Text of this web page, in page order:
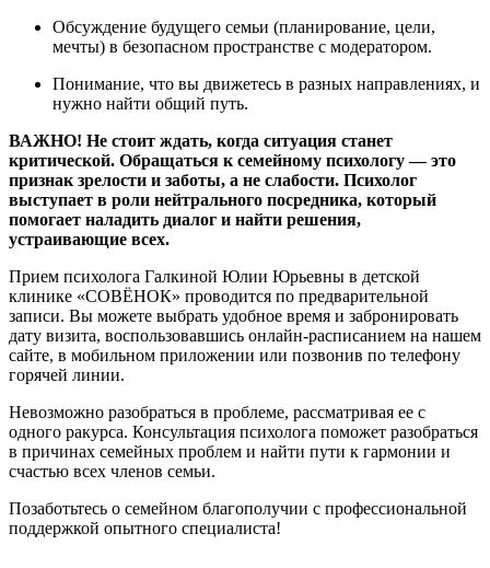
Обсуждение будущего семьи (планирование, цели,
мечты) в безопасном пространстве с модератором.
Понимание, что вы движетесь в разных направлениях, и
нужно найти общий путь.
ВАЖНО! Не стоит ждать, когда ситуация станет
критической. Обращаться к семейному психологу — это
признак зрелости и заботы, а не слабости. Психолог
выступает в роли нейтрального посредника, который
помогает наладить диалог и найти решения,
устраивающие всех.
Прием психолога Галкиной Юлии Юрьевны в детской
клинике «СОВЁНОК» проводится по предварительной
записи. Вы можете выбрать удобное время и забронировать
дату визита, воспользовавшись онлайн-расписанием на нашем
сайте, в мобильном приложении или позвонив по телефону
горячей линии.
Невозможно разобраться в проблеме, рассматривая ее с
одного ракурса. Консультация психолога поможет разобраться
в причинах семейных проблем и найти пути к гармонии и
счастью всех членов семьи.
Позаботьтесь о семейном благополучии с профессиональной
поддержкой опытного специалиста!